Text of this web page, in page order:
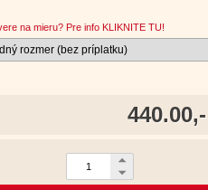
na mieru? Pre info KLIKNITE TU!